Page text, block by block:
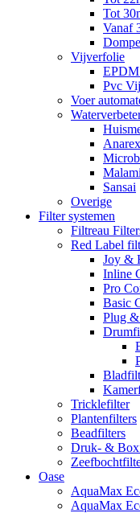
Tot
Vanaf
Vijverfolie
Pvc
Voer
Sansai
Overige
Filter systemen
Filtreau
Red Label
Joy &
Inline
Pro
Basic
Plug
Tricklefilter
Plantenfilters
Beadfilters
Druk- &
Oase
AquaMax
AquaMax